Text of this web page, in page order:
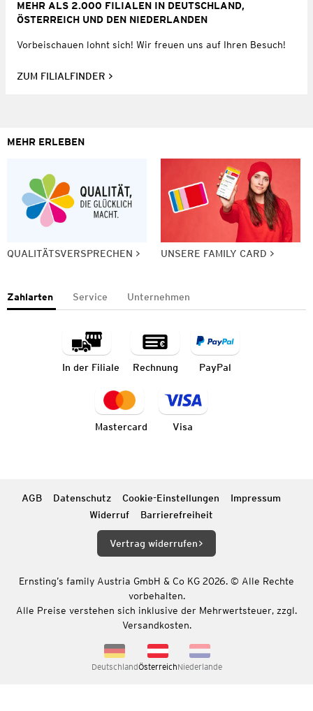
MEHR ALS 2.000 FILIALEN IN DEUTSCHLAND,
ÖSTERREICH UND DEN NIEDERLANDEN
Vorbeischauen lohnt sich! Wir freuen uns auf Ihren Besuch!
ZUM FILIALFINDER
MEHR ERLEBEN
QUALITÄTSVERSPRECHEN UNSERE FAMILY CARD
Zahlarten Service Unternehmen
In der Filiale Rechnung PayPal
Mastercard Visa
AGB Datenschutz Cookie-Einstellungen
Impressum
Widerruf
Barrierefreiheit
Vertrag widerrufen
Ernsting’s family Austria GmbH & Co KG 2026. © Alle Rechte
vorbehalten.
Alle Preise verstehen sich inklusive der Mehrwertsteuer, zzgl.
Versandkosten.
DeutschlandÖsterreichNiederlande